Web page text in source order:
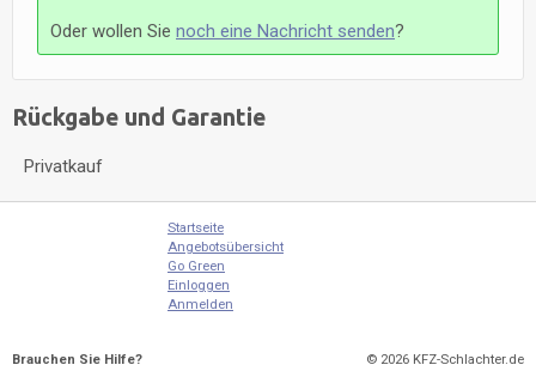
Oder wollen Sie noch eine Nachricht senden?
Rückgabe und Garantie
Privatkauf
Startseite
Angebotsübersicht
Go Green
Einloggen
Anmelden
Brauchen Sie Hilfe? © 2026 KFZ-Schlachter.de